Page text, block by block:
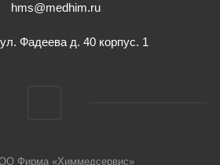
hms@medhim.ru
Фадеева д. 40 корпус. 1
Фирма «Химмедсервис»